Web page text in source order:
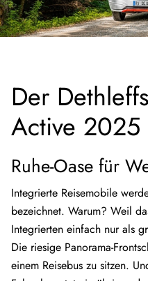
Der
Active 2025
Ruhe-Oase für
Integrierte Reisemobile
bezeichnet. Warum? Weil
Integrierten einfach nur als
Die riesige Panorama-
einem Reisebus zu sitzen.